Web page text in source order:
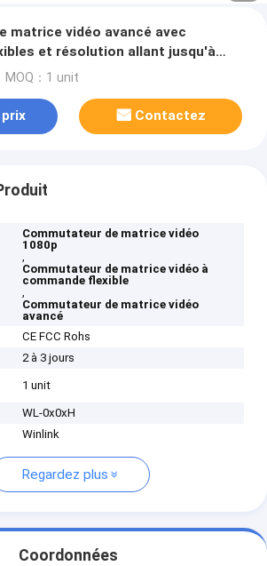
matrice vidéo avancé avec
et résolution allant jusqu'à
MOQ：1 unit
Contactez
Commutateur de matrice vidéo
1080p
,
Commutateur de matrice vidéo à
commande flexible
,
Commutateur de matrice vidéo
avancé
CE FCC Rohs
2 à 3 jours
1 unit
WL-0x0xH
Winlink
Regardez plus
Coordonnées